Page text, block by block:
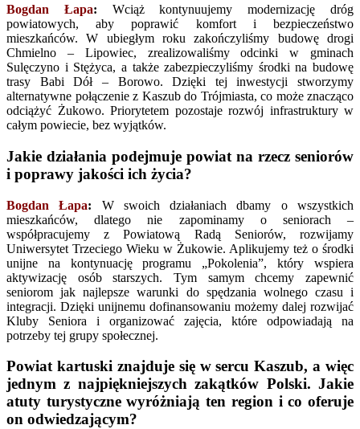
Bogdan Łapa: Wciąż kontynuujemy modernizację dróg
powiatowych, aby poprawić komfort i bezpieczeństwo
mieszkańców. W ubiegłym roku zakończyliśmy budowę drogi
Chmielno – Lipowiec, zrealizowaliśmy odcinki w gminach
Sulęczyno i Stężyca, a także zabezpieczyliśmy środki na budowę
trasy Babi Dół – Borowo. Dzięki tej inwestycji stworzymy
alternatywne połączenie z Kaszub do Trójmiasta, co może znacząco
odciążyć Żukowo. Priorytetem pozostaje rozwój infrastruktury w
całym powiecie, bez wyjątków.
Jakie działania podejmuje powiat na rzecz seniorów
i poprawy jakości ich życia?
Bogdan Łapa: W swoich działaniach dbamy o wszystkich
mieszkańców, dlatego nie zapominamy o seniorach –
współpracujemy z Powiatową Radą Seniorów, rozwijamy
Uniwersytet Trzeciego Wieku w Żukowie. Aplikujemy też o środki
unijne na kontynuację programu „Pokolenia”, który wspiera
aktywizację osób starszych. Tym samym chcemy zapewnić
seniorom jak najlepsze warunki do spędzania wolnego czasu i
integracji. Dzięki unijnemu dofinansowaniu możemy dalej rozwijać
Kluby Seniora i organizować zajęcia, które odpowiadają na
potrzeby tej grupy społecznej.
Powiat kartuski znajduje się w sercu Kaszub, a więc
jednym z najpiękniejszych zakątków Polski. Jakie
atuty turystyczne wyróżniają ten region i co oferuje
on odwiedzającym?